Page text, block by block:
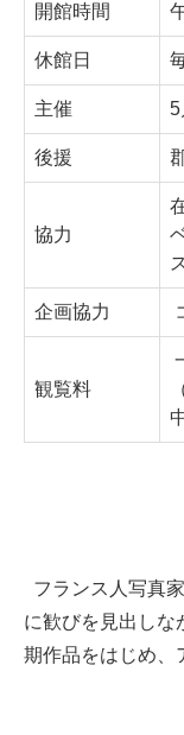
開館時間
休館日
主催 5
後援
協力
企画協力
観覧料
フランス人写真
に歓びを見出しな
期作品をはじめ、